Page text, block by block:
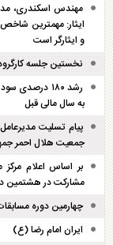
مهندس اسکندری،
ایثار: مهمترین
و ایثارگر است
نخستین جلسه
رشد ۱۸۰
به سال مالی قبل
پیام تسلیت
جمعیت هلال احمر
بر اساس اعلام
مشارکت در هشتمین
چهارمین دوره
ایران امام رضا (ع)